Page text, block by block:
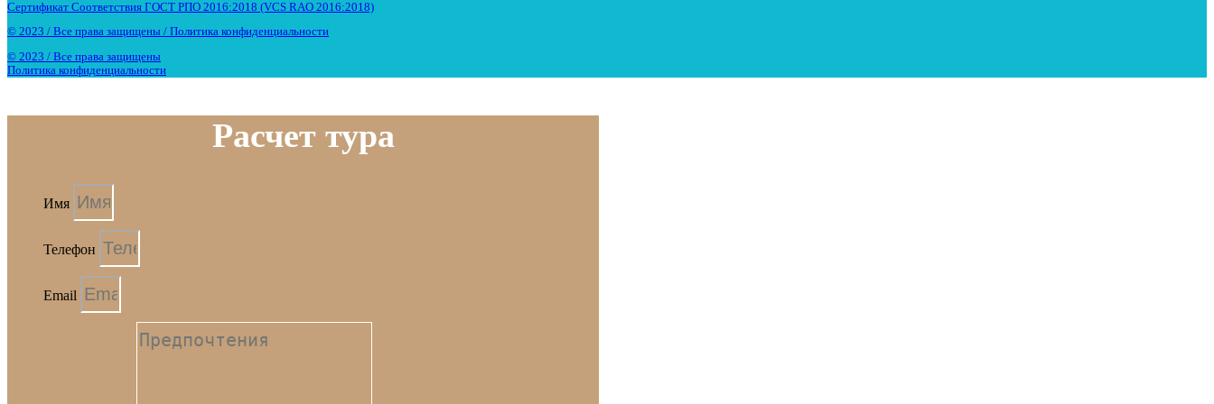
Сертификат Соответствия ГОСТ РПО 2016:2018 (VCS RAO 2016:2018)
© 2023 / Все права защищены / Политика конфиденциальности
© 2023 / Все права защищены
Политика конфиденциальности
Расчет тура
Имя
Телефон
Email